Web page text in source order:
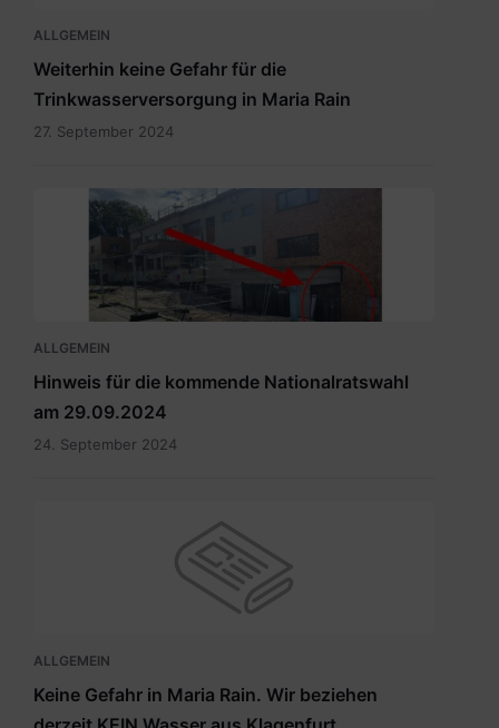
ALLGEMEIN
Weiterhin keine Gefahr für die
Trinkwasserversorgung in Maria Rain
27. September 2024
Eingang
Wahllokal.pdf
ALLGEMEIN
Hinweis für die kommende Nationalratswahl
am 29.09.2024
24. September 2024
ALLGEMEIN
Keine Gefahr in Maria Rain. Wir beziehen